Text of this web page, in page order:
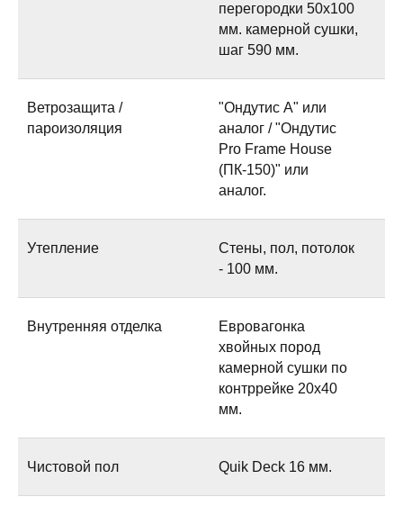
перегородки 50х100
мм. камерной сушки,
шаг 590 мм.
Ветрозащита /
пароизоляция
"Ондутис А" или
аналог / "Ондутис
Pro Frame House
(ПК-150)" или
аналог.
Утепление
Стены, пол, потолок
- 100 мм.
Внутренняя отделка
Евровагонка
хвойных пород
камерной сушки по
контррейке 20х40
мм.
Чистовой пол Quik Deck 16 мм.